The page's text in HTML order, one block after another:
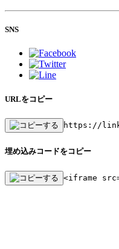
SNS
URLをコピー
https://
埋め込みコードをコピー
<iframe